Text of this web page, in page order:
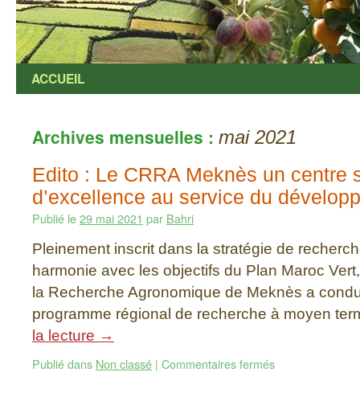
ACCUEIL
Archives mensuelles : mai 2021
Edito : Le CRRA Meknès un centre
d’excellence au service du
Publié le29 mai 2021 par Bahri
Pleinement inscrit dans la stratégie de
harmonie avec les objectifs du Plan Maroc
la Recherche Agronomique de Meknès a
programme régional de recherche à moyen
la lecture →
Publié dans Non classé | Commentaires fermés